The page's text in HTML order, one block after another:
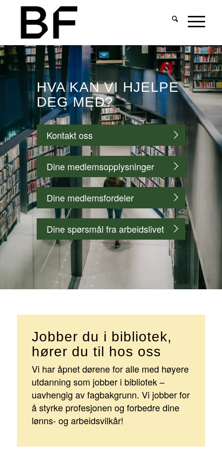
HVA KAN VI HJELPE
DEG MED?
Kontakt oss
Dine medlemsopplysninger
Dine medlemsfordeler
Dine spørsmål fra arbeidslivet
Jobber du i bibliotek,
hører du til hos oss
Vi har åpnet dørene for alle med høyere
utdanning som jobber i bibliotek –
uavhengig av fagbakgrunn. Vi jobber for
å styrke profesjonen og forbedre dine
lønns- og arbeidsvilkår!